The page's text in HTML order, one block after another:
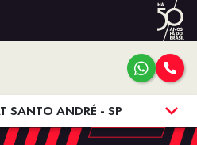
SANTO ANDRÉ - SP